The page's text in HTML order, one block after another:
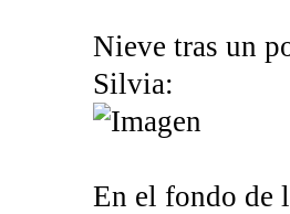
Nieve tras un
Silvia:
En el fondo de